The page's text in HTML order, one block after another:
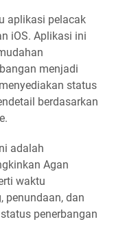
aplikasi pelacak
iOS. Aplikasi ini
menjadi
status
berdasarkan
adalah
Agan
waktu
penundaan, dan
penerbangan